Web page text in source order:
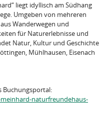
liegt idyllisch am Südhang
Umgeben von mehreren
Wanderwegen und
für Naturerlebnisse und
Natur, Kultur und Geschichte
Mühlhausen, Eisenach
Buchungsportal:
naturfreundehaus-